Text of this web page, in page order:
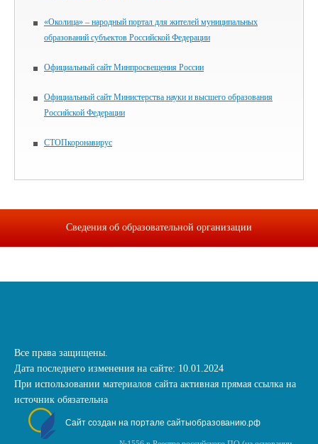
«Околица» – народный портал для жителей муниципальных
образований субъектов Российской Федерации
Официальный сайт Минпросвещения России
Официальный сайт Министерства науки и высшего образования
Российской Федерации
СТОПкоронавирус
Сведения об образовательной организации
Все права защищены.
Дата последнего изменения на сайте: 10.01.2024
При использовании материалов сайта активная прямая ссылка на
источник обязательна
Сайт создан на портале сайтыобразованию.рф